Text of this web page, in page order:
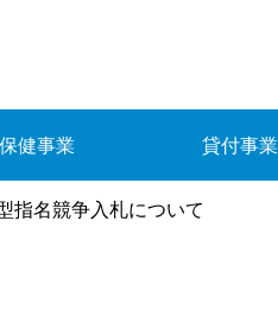
保健事業 貸付事業
指名競争入札について